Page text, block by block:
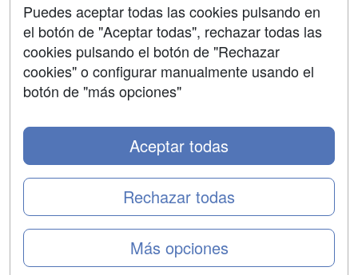
Copyleft
Puedes aceptar todas las cookies pulsando en
el botón de "Aceptar todas", rechazar todas las
cookies pulsando el botón de "Rechazar
cookies" o configurar manualmente usando el
botón de "más opciones"
Más opciones
Rechazar todas
Aceptar todas